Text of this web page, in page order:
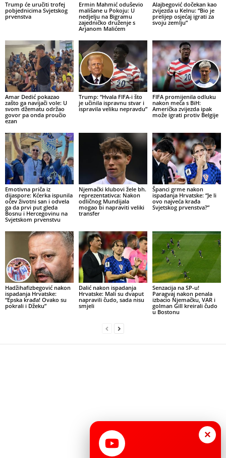
Trump će uručiti trofej
pobjednicima Svjetskog
prvenstva
Ermin Mahmić oduševio
mališane u Pokoju: U
nedjelju na Bigramu
zajedničko druženje s
Arjanom Malićem
Alajbegović dočekan kao
zvijezda u Kelnu: “Bio je
prelijep osjećaj igrati za
svoju zemlju”
Amar Dedić pokazao
zašto ga navijači vole: U
svom džematu održao
govor pa onda proučio
ezan
Trump: “Hvala FIFA-i što
je učinila ispravnu stvar i
ispravila veliku nepravdu”
FIFA promijenila odluku
nakon meča s BiH:
Američka zvijezda ipak
može igrati protiv Belgije
Emotivna priča iz
dijaspore: Kćerka ispunila
očev životni san i odvela
ga da prvi put gleda
Bosnu i Hercegovinu na
Svjetskom prvenstvu
Njemački klubovi žele bh.
reprezentativca: Nakon
odličnog Mundijala
mogao bi napraviti veliki
transfer
Španci grme nakon
ispadanja Hrvatske: “Je li
ovo najveća krađa
Svjetskog prvenstva?”
Hadžihafizbegović nakon
ispadanja Hrvatske:
“Epska krađa! Ovako su
pokrali i Džeku”
Dalić nakon ispadanja
Hrvatske: Mali su dvaput
napravili čudo, sada nisu
smjeli
Senzacija na SP-u!
Paragvaj nakon penala
izbacio Njemačku, VAR i
golman Gill kreirali čudo
u Bostonu
×